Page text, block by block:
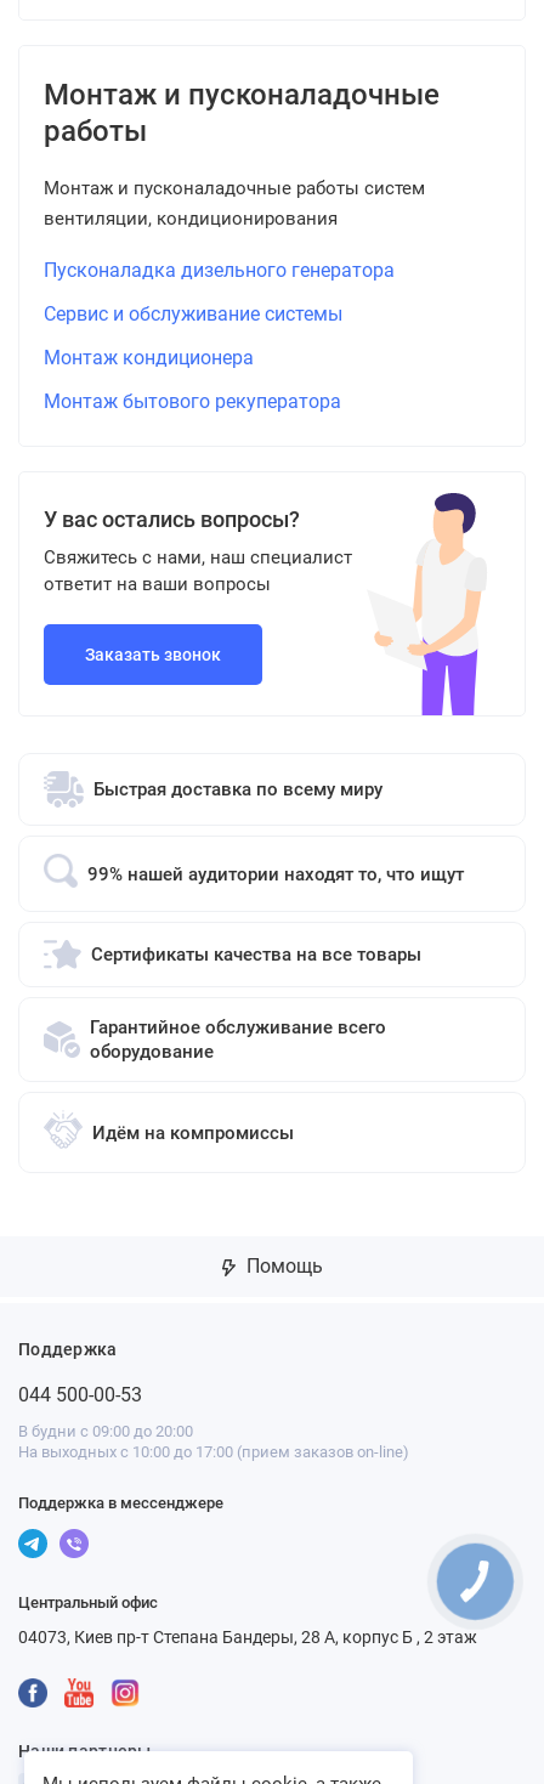
Монтаж и пусконаладочные
работы
Монтаж и пусконаладочные работы систем
вентиляции, кондиционирования
Пусконаладка дизельного генератора
Сервис и обслуживание системы
Монтаж кондиционера
Монтаж бытового рекуператора
У вас остались вопросы?
Свяжитесь с нами, наш специалист
ответит на ваши вопросы
Заказать звонок
Быстрая доставка по всему миру
99% нашей аудитории находят то, что ищут
Сертификаты качества на все товары
Гарантийное обслуживание всего
оборудование
Идём на компромиссы
Помощь
Поддержка
044 500-00-53
В будни с 09:00 до 20:00
На выходных с 10:00 до 17:00 (прием заказов on-line)
Поддержка в мессенджере
Центральный офис
04073, Киев пр-т Степана Бандеры, 28 А, корпус Б , 2 этаж
Наши партнеры